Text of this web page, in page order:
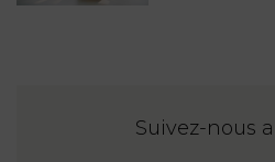
Suivez-nous